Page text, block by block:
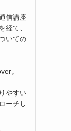
信講座
経て、
いての
。
やすい
ーチし